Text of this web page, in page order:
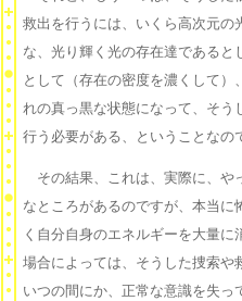
救出を行うには、いくら高次元の
な、光り輝く光の存在達であると
として（存在の密度を濃くして
れの真っ黒な状態になって、そう
行う必要がある、ということなの
その結果、これは、実際に、や
なところがあるのですが、本当
く自分自身のエネルギーを大量に
場合によっては、そうした捜索や
いつの間にか、正常な意識を失